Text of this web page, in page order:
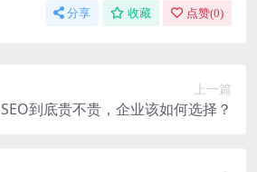
分享 收藏 点赞(0)
上一篇
SEO到底贵不贵，企业该如何选择？